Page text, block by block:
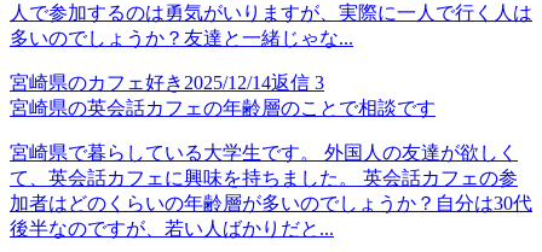
人で参加するのは勇気がいりますが、実際に一人で行く人は
多いのでしょうか？友達と一緒じゃな...
宮崎県のカフェ好き 2025/12/14返信 3
宮崎県の英会話カフェの年齢層のことで相談です
宮崎県で暮らしている大学生です。 外国人の友達が欲しく
て、英会話カフェに興味を持ちました。 英会話カフェの参
加者はどのくらいの年齢層が多いのでしょうか？自分は30代
後半なのですが、若い人ばかりだと...